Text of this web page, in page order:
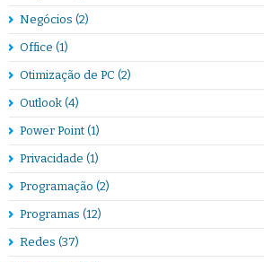
Negócios (2)
Office (1)
Otimização de PC (2)
Outlook (4)
Power Point (1)
Privacidade (1)
Programação (2)
Programas (12)
Redes (37)